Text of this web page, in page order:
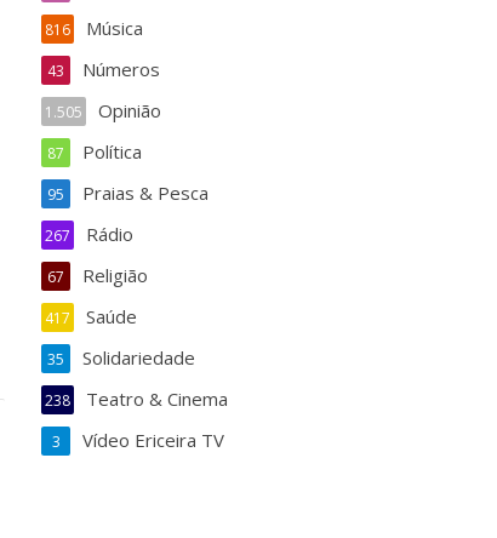
Música
816
Números
43
Opinião
1.505
Política
87
Praias & Pesca
95
Rádio
267
Religião
67
Saúde
417
Solidariedade
35
Teatro & Cinema
238
Vídeo Ericeira TV
3